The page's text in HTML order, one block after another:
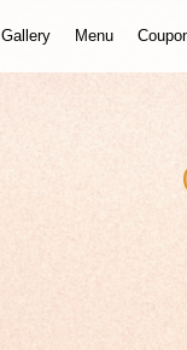
Gallery Menu